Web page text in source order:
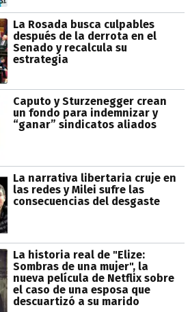
La Rosada busca culpables
después de la derrota en el
Senado y recalcula su
estrategia
Caputo y Sturzenegger crean
un fondo para indemnizar y
“ganar” sindicatos aliados
La narrativa libertaria cruje en
las redes y Milei sufre las
consecuencias del desgaste
La historia real de "Elize:
Sombras de una mujer", la
nueva película de Netflix sobre
el caso de una esposa que
descuartizó a su marido